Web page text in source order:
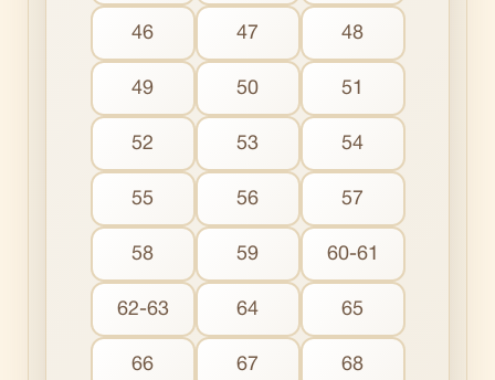
46 47 48
49 50 51
52 53 54
55 56 57
58 59 60-61
62-63 64 65
66 67 68